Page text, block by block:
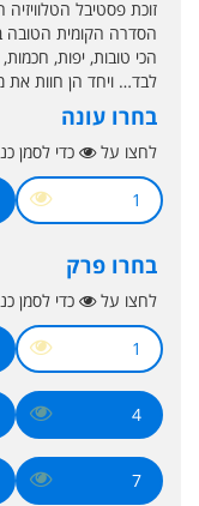
הסדרה הקומית הטובה
הכי טובות, יפות,
לבד… ויחד הן חוות
בחרו עונה
לחצו על כדי לסמן
1
בחרו פרק
לחצו על כדי לסמן
1
4
7